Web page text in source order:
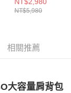
集、處理及利用，
為準，若有關於
「AFTEE先享後付
付」服務完成之交
NT$5,980
相關推薦
大容量肩背包